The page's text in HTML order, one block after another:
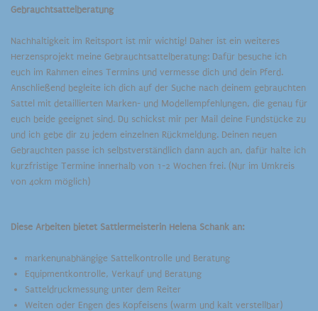
Gebrauchtsattelberatung
Nachhaltigkeit im Reitsport ist mir wichtig! Daher ist ein weiteres
Herzensprojekt meine Gebrauchtsattelberatung: Dafür besuche ich
euch im Rahmen eines Termins und vermesse dich und dein Pferd.
Anschließend begleite ich dich auf der Suche nach deinem gebrauchten
Sattel mit detaillierten Marken- und Modellempfehlungen, die genau für
euch beide geeignet sind. Du schickst mir per Mail deine Fundstücke zu
und ich gebe dir zu jedem einzelnen Rückmeldung. Deinen neuen
Gebrauchten passe ich selbstverständlich dann auch an, dafür halte ich
kurzfristige Termine innerhalb von 1-2 Wochen frei. (Nur im Umkreis
von 40km möglich)
Diese Arbeiten bietet Sattlermeisterin Helena Schank an:
markenunabhängige Sattelkontrolle und Beratung
Equipmentkontrolle, Verkauf und Beratung
Satteldruckmessung unter dem Reiter
Weiten oder Engen des Kopfeisens (warm und kalt verstellbar)